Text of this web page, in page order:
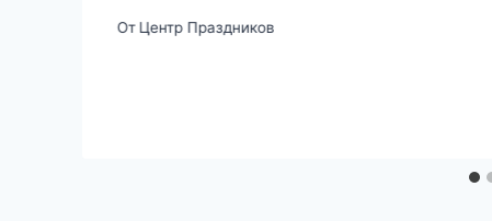
ОтЦентр Праздников